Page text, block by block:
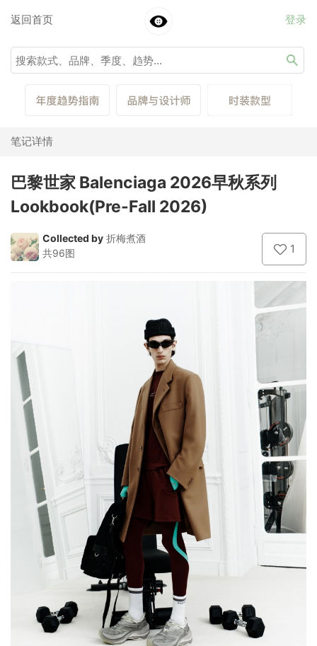
返回首页 登录
笔记详情
巴黎世家 Balenciaga 2026早秋系列
Lookbook(Pre-Fall 2026)
Collected by 折梅煮酒
共96图
1